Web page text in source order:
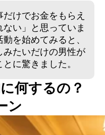
けでお金をもらえ
い」と思っていま
を始めてみると、
みたいだけの男性が
に驚きました。
何するの？
ン